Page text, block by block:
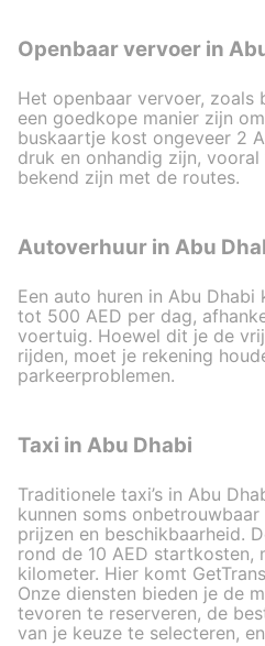
Openbaar vervoer in
Het openbaar vervoer, zoals
een goedkope manier zijn
buskaartje kost ongeveer 2
druk en onhandig zijn,
bekend zijn met de routes.
Autoverhuur in Abu
Een auto huren in Abu Dhabi
tot 500 AED per dag,
voertuig. Hoewel dit je de
rijden, moet je rekening
parkeerproblemen.
Taxi in Abu Dhabi
Traditionele taxi’s in Abu
kunnen soms
prijzen en beschikbaarheid.
rond de 10 AED startkosten,
kilometer. Hier komt
Onze diensten bieden je de
tevoren te reserveren, de
van je keuze te selecteren,